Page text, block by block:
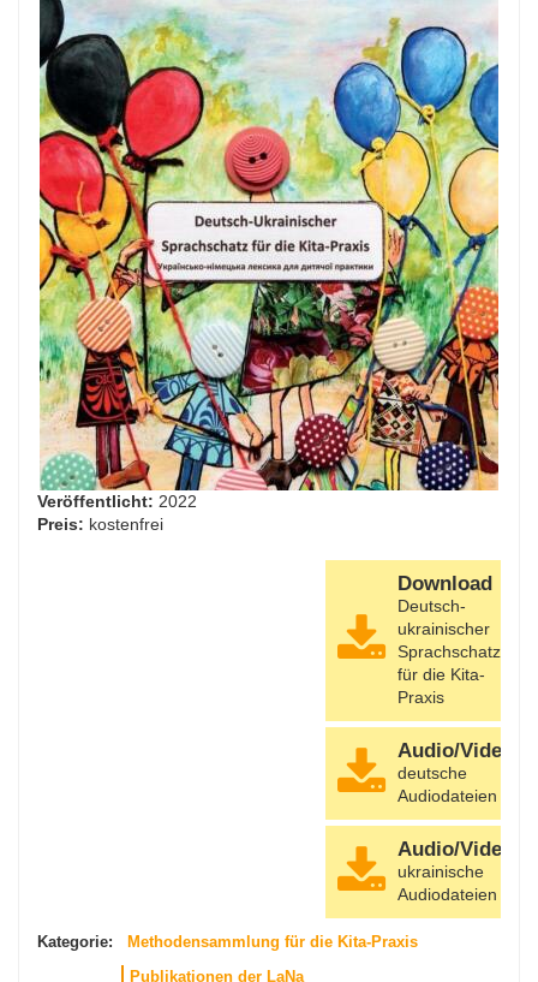
Veröffentlicht: 2022
Preis: kostenfrei
Download
Deutsch-
ukrainischer
Sprachschatz
für die Kita-
Praxis
Audio/Video
deutsche
Audiodateien
Audio/Video
ukrainische
Audiodateien
Kategorie:
Methodensammlung für die Kita-Praxis
Publikationen der LaNa